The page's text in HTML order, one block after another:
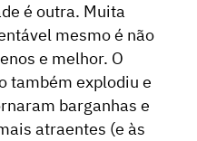
é outra. Muita
mesmo é não
e melhor. O
também explodiu e
barganhas e
atraentes (e às